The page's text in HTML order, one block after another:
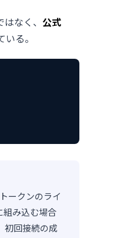
なく、 公式
る。
ークンのライ
組み込む場合
初回接続の成